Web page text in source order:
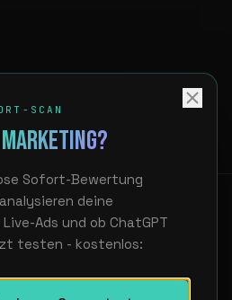
SCAN
MARKETING?
Sofort-Bewertung
deine
Ads und ob ChatGPT
testen - kostenlos:
Über unsFAQDatenschutz